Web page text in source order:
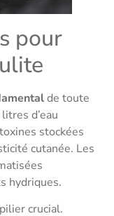
pour
de toute
d’eau
stockées
cutanée. Les
hydriques.
crucial.